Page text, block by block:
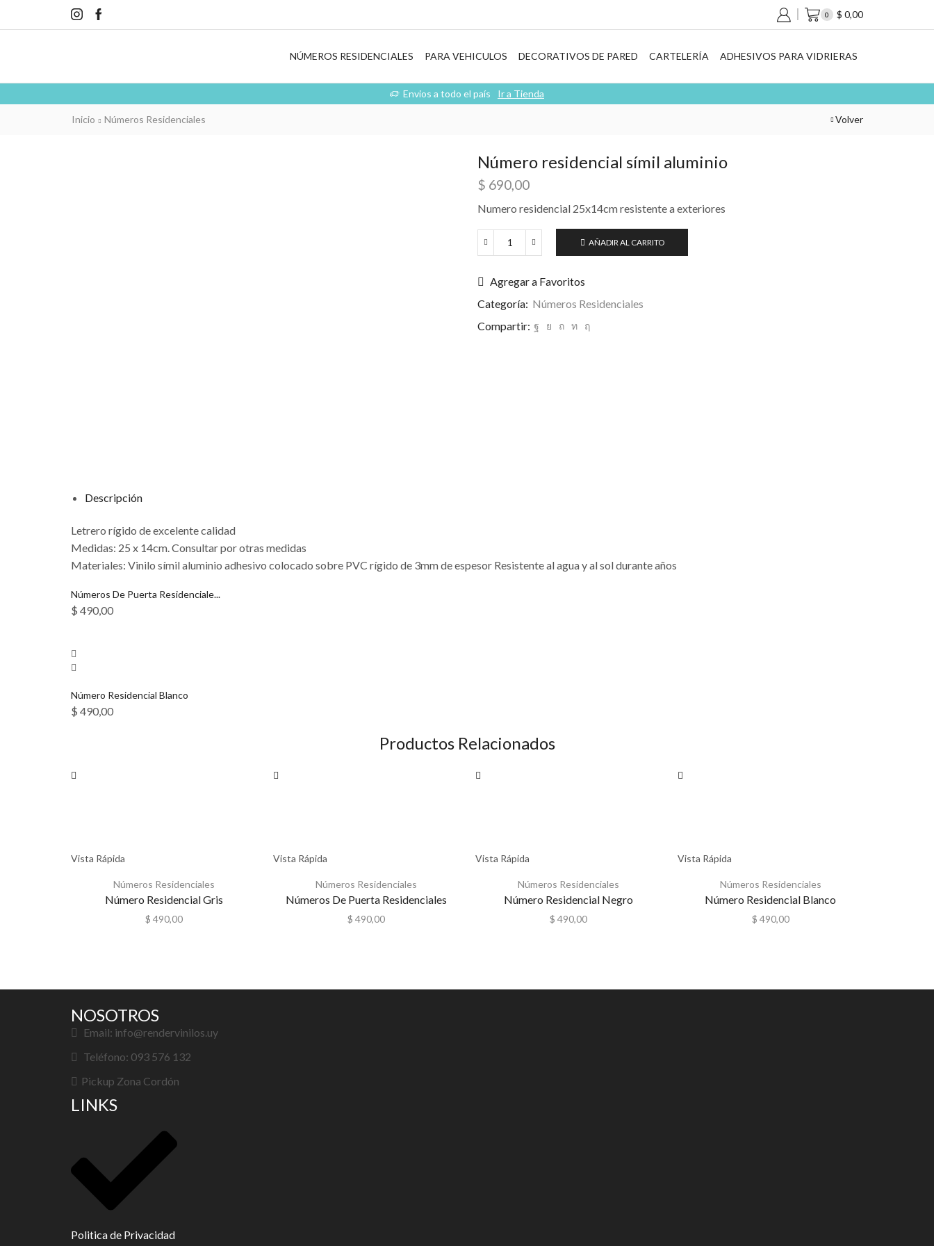
0 $ 0,00
NÚMEROS RESIDENCIALES PARA VEHICULOS DECORATIVOS DE PARED CARTELERÍA ADHESIVOS PARA VIDRIERAS
Envios a todo el país Ir a Tienda
Inicio Números Residenciales Volver
Número residencial símil aluminio
$ 690,00
Numero residencial 25x14cm resistente a exteriores
Número
aluminio
cantidad
AÑADIR AL CARRITO
Agregar a Favoritos
Categoría: Números Residenciales
Compartir:
Descripción
Letrero rígido de excelente calidad
Medidas: 25 x 14cm. Consultar por otras medidas
Materiales: Vinilo símil aluminio adhesivo colocado sobre PVC rígido de 3mm de espesor Resistente al agua y al sol durante años
Números De Puerta Residenciale...
$ 490,00
Número Residencial Blanco
$ 490,00
Productos Relacionados
Vista Rápida
Números Residenciales
Número Residencial Gris
$ 490,00
Vista Rápida
Números Residenciales
Números De Puerta Residenciales
$ 490,00
Vista Rápida
Números Residenciales
Número Residencial Negro
$ 490,00
Vista Rápida
Números Residenciales
Número Residencial Blanco
$ 490,00
NOSOTROS
Email: info@rendervinilos.uy
Teléfono: 093 576 132
Pickup Zona Cordón
LINKS
Politica de Privacidad